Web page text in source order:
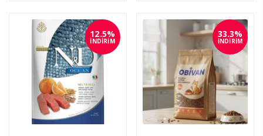
12.5%
İNDİRİM
33.3%
İNDİRİM